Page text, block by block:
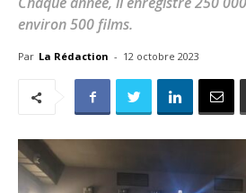
environ 500 films.
Par La Rédaction - 12 octobre 2023